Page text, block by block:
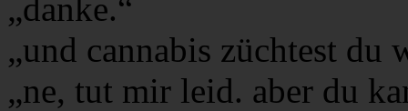
„danke.“
„und cannabis züchtest
„ne, tut mir leid. aber du